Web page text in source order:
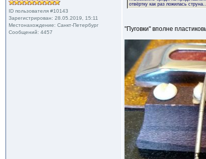
ID пользователя #10143
Зарегистрирован: 28.05.2019, 15:11
Местонахождение: Санкт-Петербург
Сообщений: 4457
отвёртку как раз ложилась
"Пуговки" вполне